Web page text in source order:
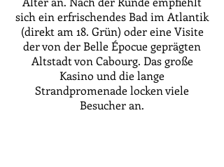
sich ein erfrischendes Bad im Atlantik
(direkt am 18. Grün) oder eine Visite
der von der Belle Épocue geprägten
Altstadt von Cabourg. Das große
Kasino und die lange
Strandpromenade locken viele
Besucher an.